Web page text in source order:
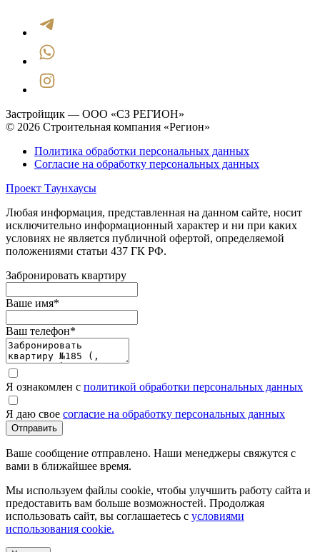
Застройщик — ООО «СЗ РЕГИОН»
© 2026 Строительная компания «Регион»
Политика обработки персональных данных
Согласие на обработку персональных данных
Проект Таунхаусы
Любая информация, представленная на данном сайте, носит
исключительно информационный характер и ни при каких
условиях не является публичной офертой, определяемой
положениями статьи 437 ГК РФ.
Забронировать квартиру
Ваше имя*
Ваш телефон*
Я ознакомлен с политикой обработки персональных данных
Я даю свое согласие на обработку персональных данных
Отправить
Ваше сообщение отправлено. Наши менеджеры свяжутся с
вами в ближайшее время.
Мы используем файлы cookie, чтобы улучшить работу сайта и
предоставить вам больше возможностей. Продолжая
использовать сайт, вы соглашаетесь с условиями
использования cookie.